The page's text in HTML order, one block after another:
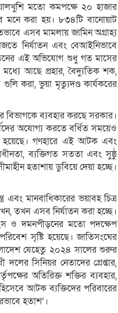
মতো কমপক্ষে ২০ হাজার
মনে করা হয়। ৮৩৪টি বানোয়াট
এসব মামলায় জামিন অগ্রাহ্য
নির্যাতন এবং বেআইনিভাবে
এই অভিযোগ শুধু গত মাসের
আছে প্রহার, বৈদ্যুতিক শক,
করা, ভুয়া মৃত্যুদণ্ড কার্যকরের
বিভাগকে ব্যবহার করছে সরকার।
অযোগ্য করতে বর্ধিত সময়েও
গণহারে এই আটক এবং
ব্যক্তিগত সততা এবং সুষ্ঠু
হতাশায় ডুবিয়ে দেয়া হচ্ছে।
মানবাধিকারের ভয়াবহ চিত্র
তখন এসব নির্যাতন করা হচ্ছে।
ও দমনপীড়নের মতো পদক্ষেপ
সৃষ্টি হয়েছে। জাতিসংঘের
যেহেতু ২০২৪ সালের শুরুর
সিনিয়র নেতাদের গ্রেপ্তার,
অতিরিক্ত শক্তির ব্যবহার,
আটক ব্যক্তিদের পরিবারের
হতাশ’।